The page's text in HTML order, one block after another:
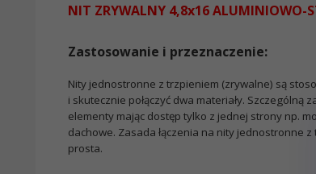
NIT ZRYWALNY 4,8x16 ALUMINIOWO-
Zastosowanie i przeznaczenie:
Nity jednostronne z trzpieniem (zrywalne) są
i skutecznie połączyć dwa materiały. Szczególną
elementy mając dostęp tylko z jednej strony np.
dachowe. Zasada łączenia na nity jednostronne z
prosta.